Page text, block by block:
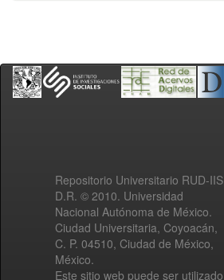
Repositorio Universitario RUD-IIS
D.R. © 2010. Universidad
Nacional Autónoma de México.
Ciudad Universitaria, Coyoacán,
C. P. 04510, Ciudad de México,
México.
Este sitio web puede ser utilizado